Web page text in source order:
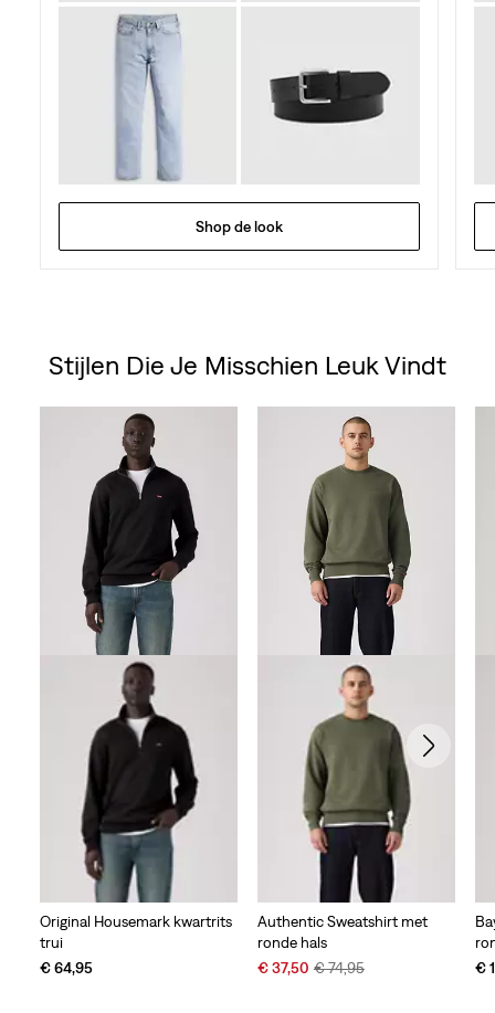
Shop de look
Stijlen Die Je Misschien Leuk Vindt
Original Housemark kwartrits
trui
€ 64,95
Authentic Sweatshirt met
ronde hals
Sale
€ 37,50 Original
€ 74,95
€